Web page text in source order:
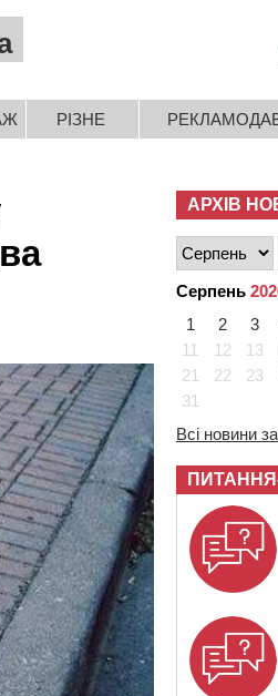
РІЗНЕ
АРХІВ
Серпень
1
2 3
11
12 13
21
22 23
31
Всі новини